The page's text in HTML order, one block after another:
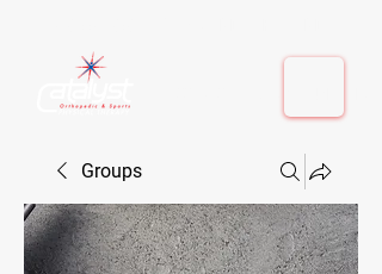
Groups